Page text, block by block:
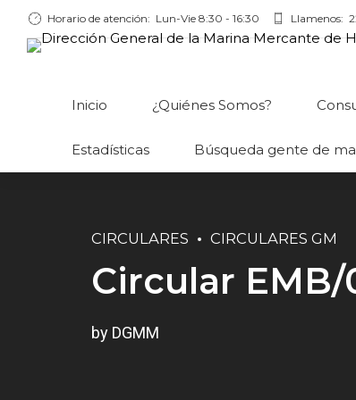
Horario de atención: Lun-Vie 8:30 - 16:30 Llamenos:
Inicio ¿Quiénes Somos?
Estadísticas Búsqueda gente de
CIRCULARES CIRCULARES GM
Circular EMB/
by DGMM